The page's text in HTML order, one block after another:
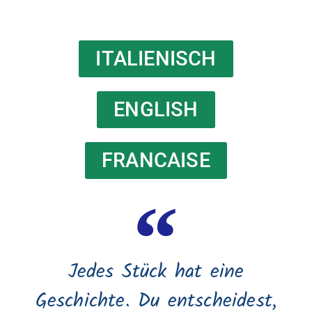
ITALIENISCH
ENGLISH
FRANCAISE
Jedes Stück hat eine
Geschichte. Du entscheidest,